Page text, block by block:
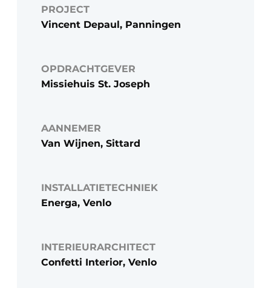
PROJECT
Vincent Depaul, Panningen
OPDRACHTGEVER
Missiehuis St. Joseph
AANNEMER
Van Wijnen, Sittard
INSTALLATIETECHNIEK
Energa, Venlo
INTERIEURARCHITECT
Confetti Interior, Venlo